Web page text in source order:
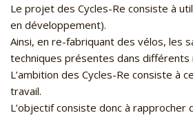
Le projet des Cycles-Re consiste à
en développement).
Ainsi, en re-fabriquant des vélos, les
techniques présentes dans
L’ambition des Cycles-Re consiste à
travail.
L’objectif consiste donc à rapprocher